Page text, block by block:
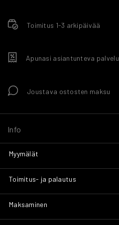
Toimitus 1-3 arkipäivää
Apunasi asiantunteva palvelu
Joustava ostosten maksu
Info
Myymälät
Toimitus- ja palautus
Maksaminen